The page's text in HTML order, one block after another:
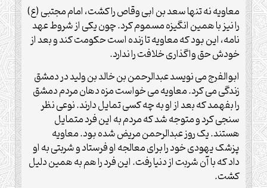
معاویه نه تنها سعد بن ابی وقاص را کشت، امام مجتبی (ع)
را نیز با همین انگیزه مسموم کرد. چون یکی از شروط عهد
نامه، این بود که معاویه تا زنده است حکومت کند و بعد از
خودش حق واگذاری خلافت را ندارد.
ابوالفرج می نویسد عبدالرحمن بن خالد بن ولید در دمشق
زندگی می کرد. معاویه می خواست مزه دهان مردم دمشق
را بفهمد که بعد از او به چه کسی تمایل دارند. نوعی نظر
سنجی کرد و متوجه شد که مردم به این فرد متمایل
هستند. یک روز عبدالرحمن مریض شده بود. معاویه
پزشک یهودی خود را برای معالجه او فرستاد و شربتی به او
داد که با آن شربت از دنیا رفت. این فرد را هم به همین دلیل
کشت.